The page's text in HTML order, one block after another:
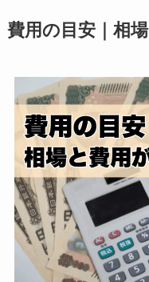
費用の目安｜相